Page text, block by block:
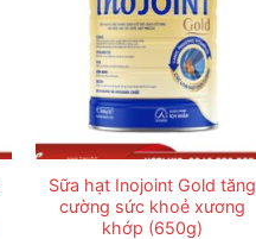
Sữa hạt Inojoint Gold tăng
cường sức khoẻ xương
khớp (650g)